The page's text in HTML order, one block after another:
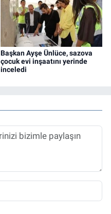
Başkan Ayşe Ünlüce, sazova
çocuk evi inşaatını yerinde
inceledi